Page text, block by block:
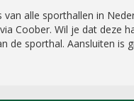
alle sporthallen in
Coober. Wil je dat
de sporthal. Aansluiten is